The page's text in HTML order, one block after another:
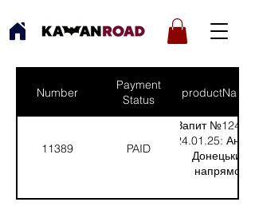
Number
Payment
Status
productNames
11389 PAID
Запит №1249
24.01.25:
Донецький
напрямок
1)